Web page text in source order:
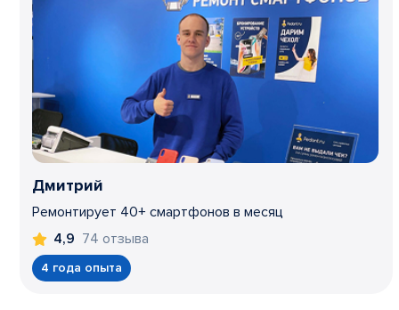
Дмитрий
Ремонтирует 40+ смартфонов в месяц
4,9 74 отзыва
4 года опыта